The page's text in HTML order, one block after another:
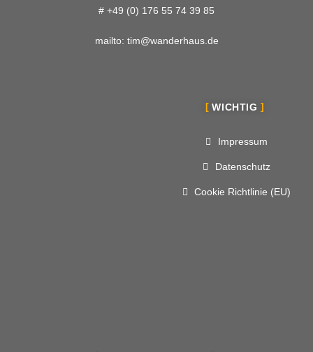
# +49 (0) 176 55 74 39 85
mailto: tim@wanderhaus.de
WICHTIG
Impressum
Datenschutz
Cookie Richtlinie (EU)